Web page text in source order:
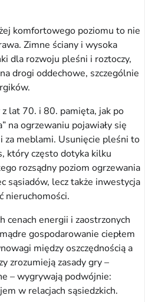
komfortowego poziomu to nie
Zimne ściany i wysoka
dla rozwoju pleśni i roztoczy,
drogi oddechowe, szczególnie
lat 70. i 80. pamięta, jak po
na ogrzewaniu pojawiały się
za meblami. Usunięcie pleśni to
który często dotyka kilku
rozsądny poziom ogrzewania
sąsiadów, lecz także inwestycja
nieruchomości.
cenach energii i zaostrzonych
gospodarowanie ciepłem
między oszczędnością a
zrozumieją zasady gry –
– wygrywają podwójnie:
w relacjach sąsiedzkich.